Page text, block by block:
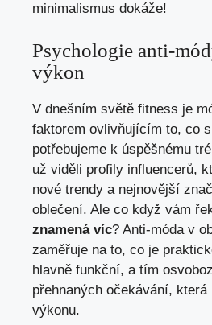
minimalismus dokáže!
Psychologie anti-
výkon
V dnešním světě fitness je
faktorem ovlivňujícím to, co
potřebujeme k úspěšnému
už viděli profily influencerů,
nové trendy a nejnovější
oblečení. Ale co když vám
znamená víc? Anti-móda v
zaměřuje na to, co je
hlavně funkční, a tím
přehnaných očekávání,
výkonu.